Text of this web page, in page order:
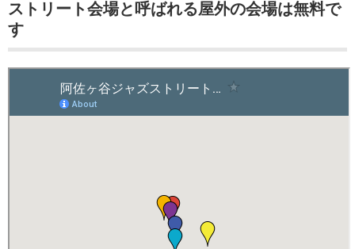
ストリート会場と呼ばれる屋外の会場は無料で
す